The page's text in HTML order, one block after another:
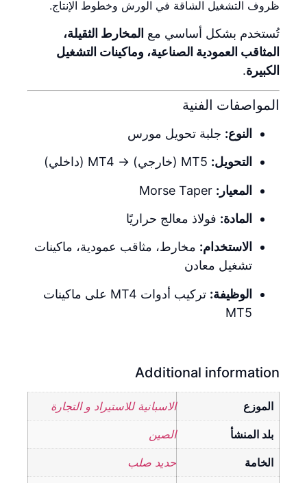
ظروف التشغيل الشاقة في الورش وخطوط الإنتاج.
تُستخدم بشكل أساسي مع المخارط الثقيلة،
المثاقب العمودية الصناعية، وماكينات التشغيل
الكبيرة.
المواصفات الفنية
النوع: جلبة تحويل مورس
التحويل:
المعيار:
المادة: فولاذ معالج حراريًا
الاستخدام: مخارط، مثاقب عمودية، ماكينات
تشغيل معادن
الوظيفة:
تركيب أدوات MT4 على ماكينات
MT5
Additional information
الموزع الاسبانية للاستيراد و التجارة
بلد المنشأ الصين
الخامة حديد صلب